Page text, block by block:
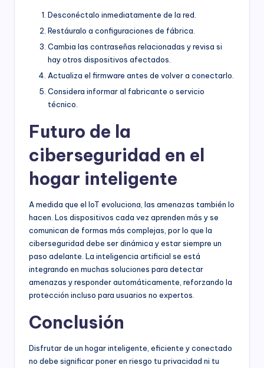
Desconéctalo inmediatamente de la red.
Restáuralo a configuraciones de fábrica.
Cambia las contraseñas relacionadas y revisa si
hay otros dispositivos afectados.
Actualiza el firmware antes de volver a conectarlo.
Considera informar al fabricante o servicio
técnico.
Futuro de la
ciberseguridad en el
hogar inteligente
A medida que el IoT evoluciona, las amenazas también lo
hacen. Los dispositivos cada vez aprenden más y se
comunican de formas más complejas, por lo que la
ciberseguridad debe ser dinámica y estar siempre un
paso adelante. La inteligencia artificial se está
integrando en muchas soluciones para detectar
amenazas y responder automáticamente, reforzando la
protección incluso para usuarios no expertos.
Conclusión
Disfrutar de un hogar inteligente, eficiente y conectado
no debe significar poner en riesgo tu privacidad ni tu